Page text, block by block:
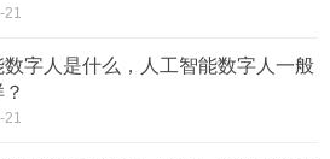
21
数字人是什么，人工智能数字人一般
21